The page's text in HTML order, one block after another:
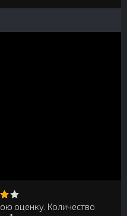
оценку. Количество